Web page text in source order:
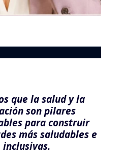
que la salud y la
son pilares
para construir
más saludables e
inclusivas.